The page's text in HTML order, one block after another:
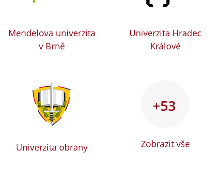
Mendelova univerzita
v Brně
Univerzita Hradec
Králové
Univerzita obrany
+53
Zobrazit vše